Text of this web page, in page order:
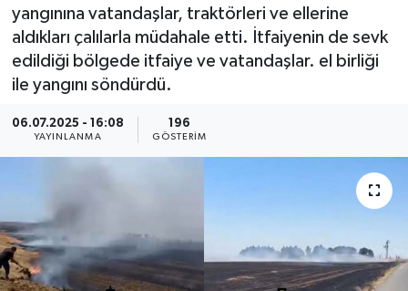
yangınına vatandaşlar, traktörleri ve ellerine
aldıkları çalılarla müdahale etti. İtfaiyenin de sevk
edildiği bölgede itfaiye ve vatandaşlar. el birliği
ile yangını söndürdü.
06.07.2025 - 16:08
YAYINLANMA
196
GÖSTERIM